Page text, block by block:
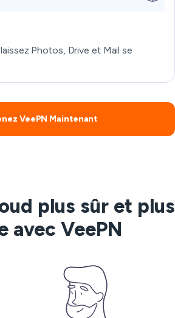
Photos, Drive et Mail se
VeePN Maintenant
plus sûr et plus
avec VeePN